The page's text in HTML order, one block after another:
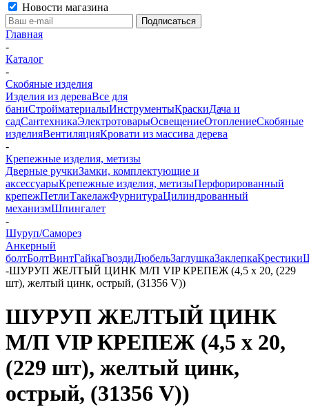
Новости магазина
Главная
-
Каталог
-
Скобяные изделия
Изделия из дереваВсе для
баниСтройматериалыИнструментыКраскиДача и
садСантехникаЭлектротоварыОсвещениеОтоплениеСкобяные
изделияВентиляцияКровати из массива дерева
-
Крепежные изделия, метизы
Дверные ручкиЗамки, комплектующие и
аксессуарыКрепежные изделия, метизыПерфорированный
крепежПетлиТакелажФурнитураЦилиндрованный
механизмШпингалет
-
Шуруп/Саморез
Анкерный
болтБолтВинтГайкаГвоздиДюбельЗаглушкаЗаклепкаКрестики
-ШУРУП ЖЕЛТЫЙ ЦИНК М/П VIP КРЕПЕЖ (4,5 х 20, (229
шт), желтый цинк, острый, (31356 V))
ШУРУП ЖЕЛТЫЙ ЦИНК
М/П VIP КРЕПЕЖ (4,5 х 20,
(229 шт), желтый цинк,
острый, (31356 V))